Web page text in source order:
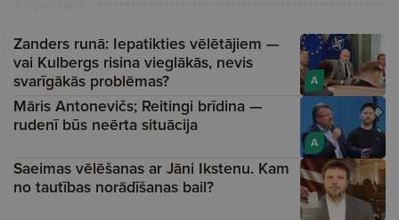
A
Zanders runā: Iepatikties vēlētājiem —
vai Kulbergs risina vieglākās, nevis
svarīgākās problēmas?
A
Māris Antonevičs; Reitingi brīdina —
rudenī būs neērta situācija
Saeimas vēlēšanas ar Jāni Ikstenu. Kam
no tautības norādīšanas bail?